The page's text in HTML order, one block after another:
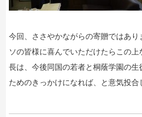
今回、ささやかながらの寄贈ではあ
ソの皆様に喜んでいただけたらこの
長は、今後同国の若者と桐蔭学園の
ためのきっかけになれば、と意気投合